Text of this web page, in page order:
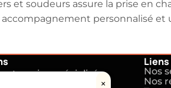
et soudeurs assure la prise en
personnalisé et
×
spécialisée
Nos
Nos